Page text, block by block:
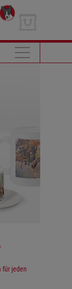
für jeden